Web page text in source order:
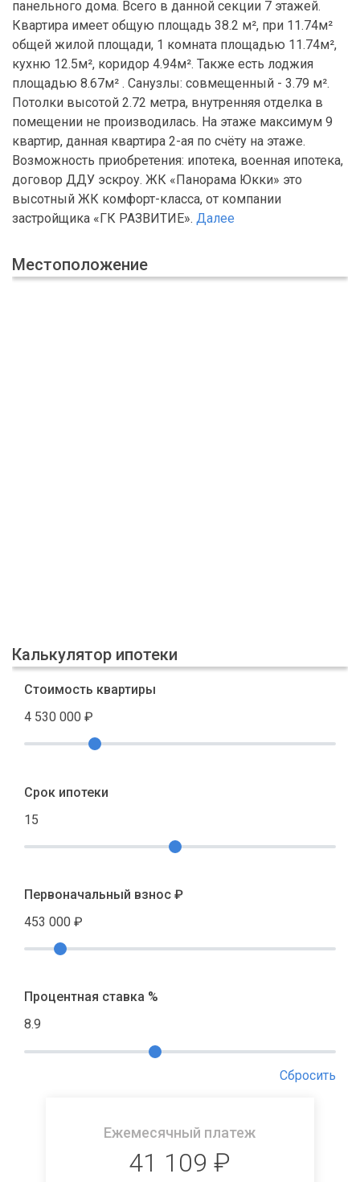
панельного дома. Всего в данной секции 7 этажей.
Квартира имеет общую площадь 38.2 м², при 11.74м²
общей жилой площади, 1 комната площадью 11.74м²,
кухню 12.5м², коридор 4.94м². Также есть лоджия
площадью 8.67м² . Санузлы: совмещенный - 3.79 м².
Потолки высотой 2.72 метра, внутренняя отделка в
помещении не производилась. На этаже максимум 9
квартир, данная квартира 2-ая по счёту на этаже.
Возможность приобретения: ипотека, военная ипотека,
договор ДДУ эскроу. ЖК «Панорама Юкки» это
высотный ЖК комфорт-класса, от компании
застройщика «ГК РАЗВИТИЕ». Далее
Местоположение
Калькулятор ипотеки
Стоимость квартиры
4 530 000 ₽
Срок ипотеки
15
Первоначальный взнос ₽
453 000 ₽
Процентная ставка %
8.9
Сбросить
Ежемесячный платеж
41 109 ₽